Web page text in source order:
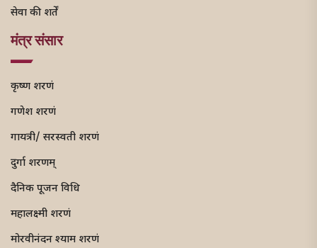
सेवा की शर्तें
मंत्र संसार
कृष्ण शरणं
गणेश शरणं
गायत्री/ सरस्वती शरणं
दुर्गा शरणम्
दैनिक पूजन विधि
महालक्ष्मी शरणं
मोरवीनंदन श्याम शरणं